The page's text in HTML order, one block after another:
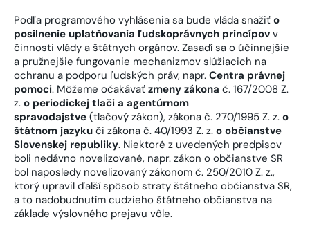
Podľa programového vyhlásenia sa bude vláda snažiť o
posilnenie uplatňovania ľudskoprávnych princípov v
činnosti vlády a štátnych orgánov. Zasadí sa o účinnejšie
a pružnejšie fungovanie mechanizmov slúžiacich na
ochranu a podporu ľudských práv, napr. Centra právnej
pomoci. Môžeme očakávať zmeny zákona č. 167/2008 Z.
z. o periodickej tlači a agentúrnom
spravodajstve (tlačový zákon), zákona č. 270/1995 Z. z. o
štátnom jazyku či zákona č. 40/1993 Z. z. o občianstve
Slovenskej republiky. Niektoré z uvedených predpisov
boli nedávno novelizované, napr. zákon o občianstve SR
bol naposledy novelizovaný zákonom č. 250/2010 Z. z.,
ktorý upravil ďalší spôsob straty štátneho občianstva SR,
a to nadobudnutím cudzieho štátneho občianstva na
základe výslovného prejavu vôle.